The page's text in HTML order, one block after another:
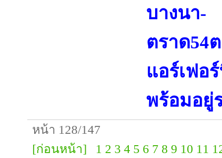
บางนา-
ตราด54
แอร์เฟอ
พร้อมอยู่
หน้า 128/147
[ก่อนหน้า]
1 2 3 4 5 6 7 8 9 10 11